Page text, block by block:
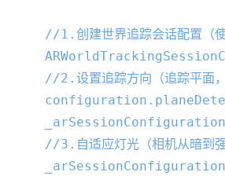
//1.创建世界追踪会话配置
//2.设置追踪方向（追踪平面，
//3.自适应灯光（相机从暗到